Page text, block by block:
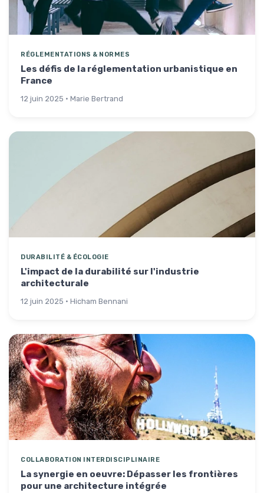
RÉGLEMENTATIONS & NORMES
Les défis de la réglementation urbanistique en
France
12 juin 2025 · Marie Bertrand
DURABILITÉ & ÉCOLOGIE
L'impact de la durabilité sur l'industrie
architecturale
12 juin 2025 · Hicham Bennani
COLLABORATION INTERDISCIPLINAIRE
La synergie en oeuvre: Dépasser les frontières
pour une architecture intégrée